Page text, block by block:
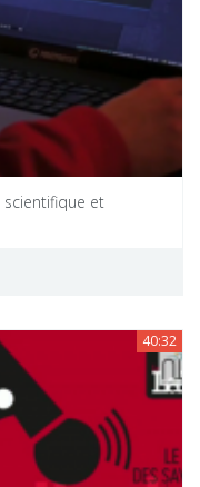
scientifique et
40:32